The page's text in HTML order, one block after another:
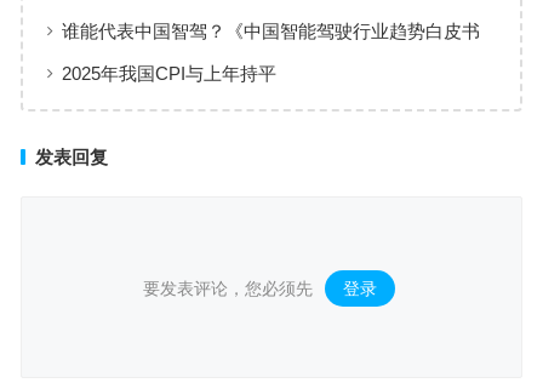
条”
谁能代表中国智驾？《中国智能驾驶行业趋势白皮书
（2025）》点名华为、元戎、Momenta
2025年我国CPI与上年持平
发表回复
要发表评论，您必须先 登录 。